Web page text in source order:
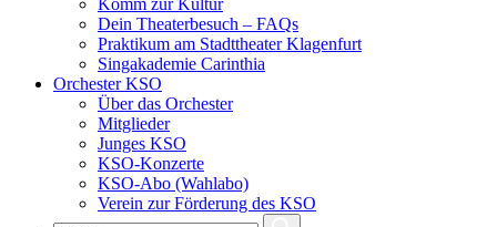
Komm zur Kultur
Dein Theaterbesuch – FAQs
Praktikum am Stadttheater Klagenfurt
Singakademie Carinthia
Orchester KSO
Über das Orchester
Mitglieder
Junges KSO
KSO-Konzerte
KSO-Abo (Wahlabo)
Verein zur Förderung des KSO